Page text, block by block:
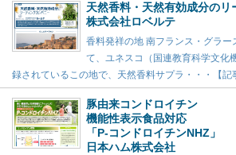
天然香料・天然有効成分の
株式会社ロベルテ
香料発祥の地 南フランス・グラー
て、ユネスコ（国連教育科学文化
録されているこの地で、天然香料サプラ・・・【記
豚由来コンドロイチン
機能性表示食品対応
「P-コンドロイチンNHZ」
日本ハム株式会社